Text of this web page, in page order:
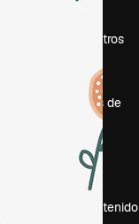
Sobre nosotros
Tendencias de
Eventos
Vender contenido